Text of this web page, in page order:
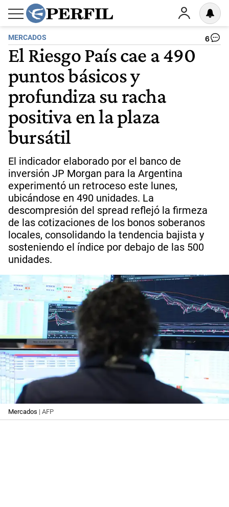
MERCADOS 6
El Riesgo País cae a 490
puntos básicos y
profundiza su racha
positiva en la plaza
bursátil
El indicador elaborado por el banco de
inversión JP Morgan para la Argentina
experimentó un retroceso este lunes,
ubicándose en 490 unidades. La
descompresión del spread reflejó la firmeza
de las cotizaciones de los bonos soberanos
locales, consolidando la tendencia bajista y
sosteniendo el índice por debajo de las 500
unidades.
Mercados | AFP